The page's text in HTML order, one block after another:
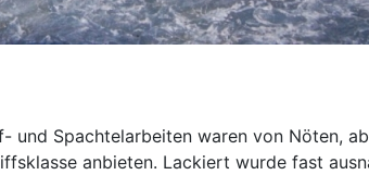
Spachtelarbeiten waren von Nöten,
anbieten. Lackiert wurde fast